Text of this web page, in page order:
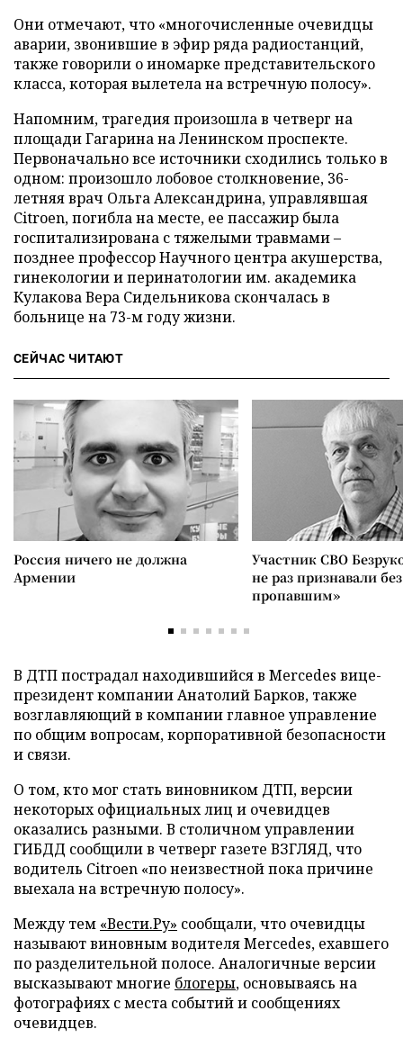
Они отмечают, что «многочисленные очевидцы
аварии, звонившие в эфир ряда радиостанций,
также говорили о иномарке представительского
класса, которая вылетела на встречную полосу».
Напомним, трагедия произошла в четверг на
площади Гагарина на Ленинском проспекте.
Первоначально все источники сходились только в
одном: произошло лобовое столкновение, 36-
летняя врач Ольга Александрина, управлявшая
Citroen, погибла на месте, ее пассажир была
госпитализирована с тяжелыми травмами –
позднее профессор Научного центра акушерства,
гинекологии и перинатологии им. академика
Кулакова Вера Сидельникова скончалась в
больнице на 73-м году жизни.
СЕЙЧАС ЧИТАЮТ
Россия ничего не должна
Армении
Участник СВО
не раз признавали
пропавшим»
В ДТП пострадал находившийся в Mercedes вице-
президент компании Анатолий Барков, также
возглавляющий в компании главное управление
по общим вопросам, корпоративной безопасности
и связи.
О том, кто мог стать виновником ДТП, версии
некоторых официальных лиц и очевидцев
оказались разными. В столичном управлении
ГИБДД сообщили в четверг газете ВЗГЛЯД, что
водитель Citroen «по неизвестной пока причине
выехала на встречную полосу».
Между тем «Вести.Ру» сообщали, что очевидцы
называют виновным водителя Mercedes, ехавшего
по разделительной полосе. Аналогичные версии
высказывают многие блогеры, основываясь на
фотографиях с места событий и сообщениях
очевидцев.